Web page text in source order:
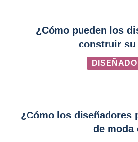
¿Cómo pueden los
construir su
¿Cómo los diseñadores
de moda